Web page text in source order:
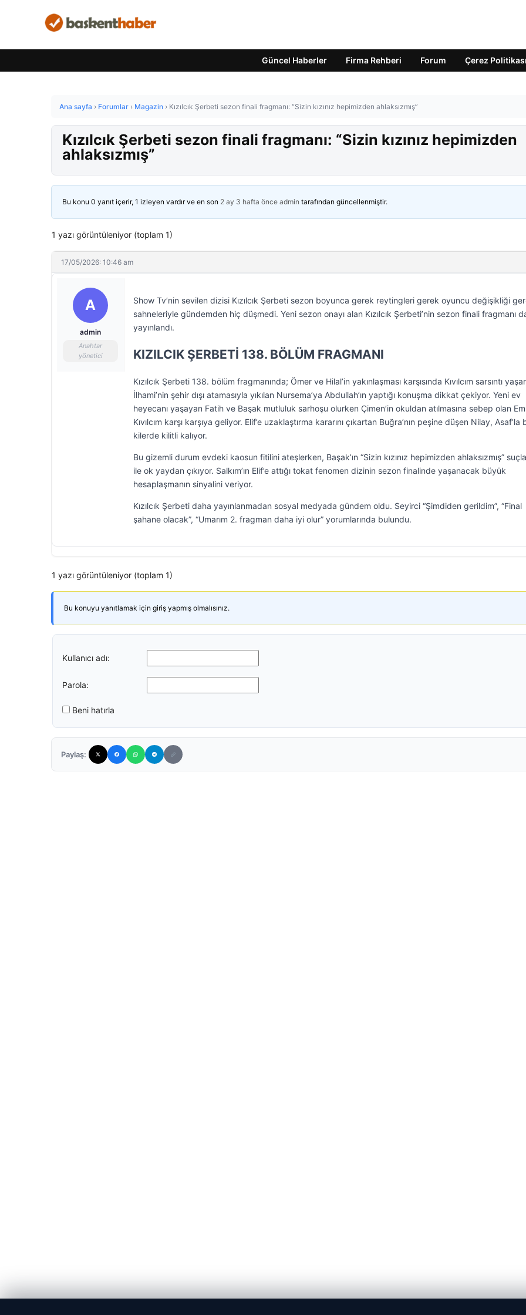
Güncel Haberler Firma Rehberi Forum Çerez Politikası
Ana sayfa › Forumlar › Magazin › Kızılcık Şerbeti sezon finali fragmanı: “Sizin kızınız hepimizden ahlaksızmış”
Kızılcık Şerbeti sezon finali fragmanı: “Sizin kızınız hepimizden
ahlaksızmış”
Bu konu 0 yanıt içerir, 1 izleyen vardır ve en son 2 ay 3 hafta önce admin tarafından güncellenmiştir.
1 yazı görüntüleniyor (toplam 1)
17/05/2026: 10:46 am
A
admin
Anahtar
yönetici
Show Tv’nin sevilen dizisi Kızılcık Şerbeti sezon boyunca gerek reytingleri gerek oyuncu değişikliği
sahneleriyle gündemden hiç düşmedi. Yeni sezon onayı alan Kızılcık Şerbeti’nin sezon finali fragmanı
yayınlandı.
KIZILCIK ŞERBETİ 138. BÖLÜM FRAGMANI
Kızılcık Şerbeti 138. bölüm fragmanında; Ömer ve Hilal’in yakınlaşması karşısında Kıvılcım sarsıntı
İlhami’nin şehir dışı atamasıyla yıkılan Nursema’ya Abdullah’ın yaptığı konuşma dikkat çekiyor. Yeni ev
heyecanı yaşayan Fatih ve Başak mutluluk sarhoşu olurken Çimen’in okuldan atılmasına sebep olan
Kıvılcım karşı karşıya geliyor. Elif’e uzaklaştırma kararını çıkartan Buğra’nın peşine düşen Nilay, Asaf’la
kilerde kilitli kalıyor.
Bu gizemli durum evdeki kaosun fitilini ateşlerken, Başak’ın “Sizin kızınız hepimizden ahlaksızmış”
ile ok yaydan çıkıyor. Salkım’ın Elif’e attığı tokat fenomen dizinin sezon finalinde yaşanacak büyük
hesaplaşmanın sinyalini veriyor.
Kızılcık Şerbeti daha yayınlanmadan sosyal medyada gündem oldu. Seyirci “Şimdiden gerildim”, “Final
şahane olacak”, “Umarım 2. fragman daha iyi olur” yorumlarında bulundu.
1 yazı görüntüleniyor (toplam 1)
Bu konuyu yanıtlamak için giriş yapmış olmalısınız.
Kullanıcı adı:
Parola:
Beni hatırla
Paylaş: